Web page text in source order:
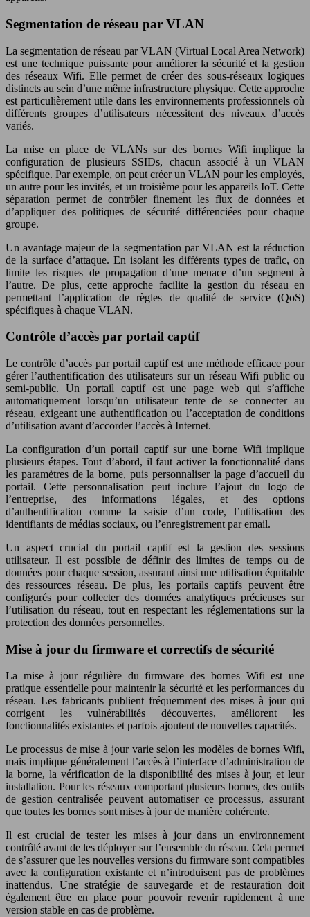
Segmentation de réseau par VLAN
La segmentation de réseau par VLAN (Virtual Local Area Network)
est une technique puissante pour améliorer la sécurité et la gestion
des réseaux Wifi. Elle permet de créer des sous-réseaux logiques
distincts au sein d’une même infrastructure physique. Cette approche
est particulièrement utile dans les environnements professionnels où
différents groupes d’utilisateurs nécessitent des niveaux d’accès
variés.
La mise en place de VLANs sur des bornes Wifi implique la
configuration de plusieurs SSIDs, chacun associé à un VLAN
spécifique. Par exemple, on peut créer un VLAN pour les employés,
un autre pour les invités, et un troisième pour les appareils IoT. Cette
séparation permet de contrôler finement les flux de données et
d’appliquer des politiques de sécurité différenciées pour chaque
groupe.
Un avantage majeur de la segmentation par VLAN est la réduction
de la surface d’attaque. En isolant les différents types de trafic, on
limite les risques de propagation d’une menace d’un segment à
l’autre. De plus, cette approche facilite la gestion du réseau en
permettant l’application de règles de qualité de service (QoS)
spécifiques à chaque VLAN.
Contrôle d’accès par portail captif
Le contrôle d’accès par portail captif est une méthode efficace pour
gérer l’authentification des utilisateurs sur un réseau Wifi public ou
semi-public. Un portail captif est une page web qui s’affiche
automatiquement lorsqu’un utilisateur tente de se connecter au
réseau, exigeant une authentification ou l’acceptation de conditions
d’utilisation avant d’accorder l’accès à Internet.
La configuration d’un portail captif sur une borne Wifi implique
plusieurs étapes. Tout d’abord, il faut activer la fonctionnalité dans
les paramètres de la borne, puis personnaliser la page d’accueil du
portail. Cette personnalisation peut inclure l’ajout du logo de
l’entreprise, des informations légales, et des options
d’authentification comme la saisie d’un code, l’utilisation des
identifiants de médias sociaux, ou l’enregistrement par email.
Un aspect crucial du portail captif est la gestion des sessions
utilisateur. Il est possible de définir des limites de temps ou de
données pour chaque session, assurant ainsi une utilisation équitable
des ressources réseau. De plus, les portails captifs peuvent être
configurés pour collecter des données analytiques précieuses sur
l’utilisation du réseau, tout en respectant les réglementations sur la
protection des données personnelles.
Mise à jour du firmware et correctifs de sécurité
La mise à jour régulière du firmware des bornes Wifi est une
pratique essentielle pour maintenir la sécurité et les performances du
réseau. Les fabricants publient fréquemment des mises à jour qui
corrigent les vulnérabilités découvertes, améliorent les
fonctionnalités existantes et parfois ajoutent de nouvelles capacités.
Le processus de mise à jour varie selon les modèles de bornes Wifi,
mais implique généralement l’accès à l’interface d’administration de
la borne, la vérification de la disponibilité des mises à jour, et leur
installation. Pour les réseaux comportant plusieurs bornes, des outils
de gestion centralisée peuvent automatiser ce processus, assurant
que toutes les bornes sont mises à jour de manière cohérente.
Il est crucial de tester les mises à jour dans un environnement
contrôlé avant de les déployer sur l’ensemble du réseau. Cela permet
de s’assurer que les nouvelles versions du firmware sont compatibles
avec la configuration existante et n’introduisent pas de problèmes
inattendus. Une stratégie de sauvegarde et de restauration doit
également être en place pour pouvoir revenir rapidement à une
version stable en cas de problème.